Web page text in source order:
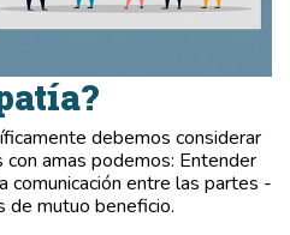
debemos considerar
amas podemos: Entender
comunicación entre las partes -
de mutuo beneficio.